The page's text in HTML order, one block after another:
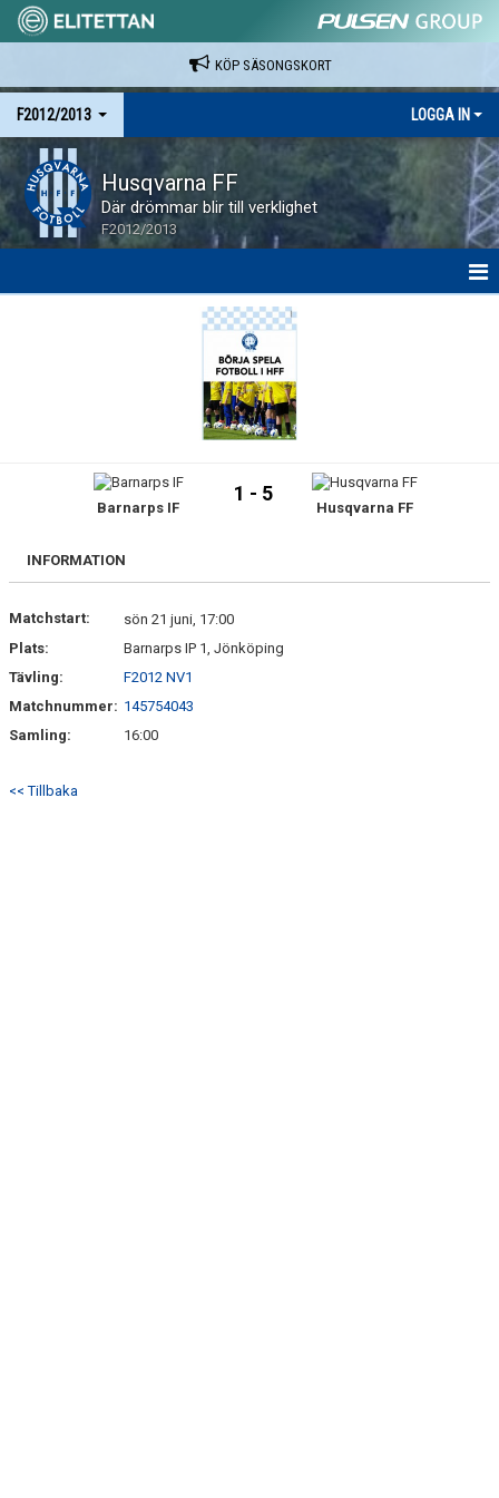
KÖP SÄSONGSKORT
F2012/2013 LOGGA IN
Husqvarna FF
Där drömmar blir till verklighet
F2012/2013
SPELARE & LEDARE
BILDGALLERI
Barnarps IF
1 - 5
Husqvarna FF
INFORMATION
Matchstart:
sön 21 juni, 17:00
Plats:
Barnarps IP 1, Jönköping
Tävling:
F2012 NV1
Matchnummer: 145754043
Samling:
16:00
<< Tillbaka